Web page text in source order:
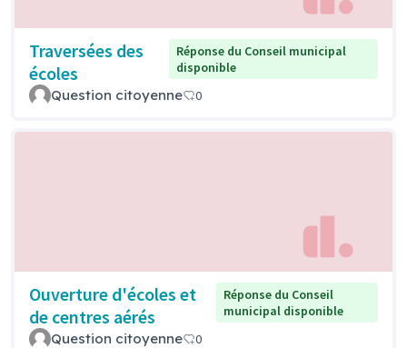
Traversées des
écoles
Réponse du Conseil municipal
disponible
Question citoyenne 0
Ouverture d'écoles et
de centres aérés
Réponse du Conseil
municipal disponible
Question citoyenne 0